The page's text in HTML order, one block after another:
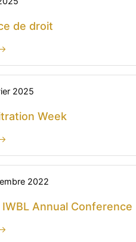
corruption
de droit
2025
Week
2022
Annual Conference